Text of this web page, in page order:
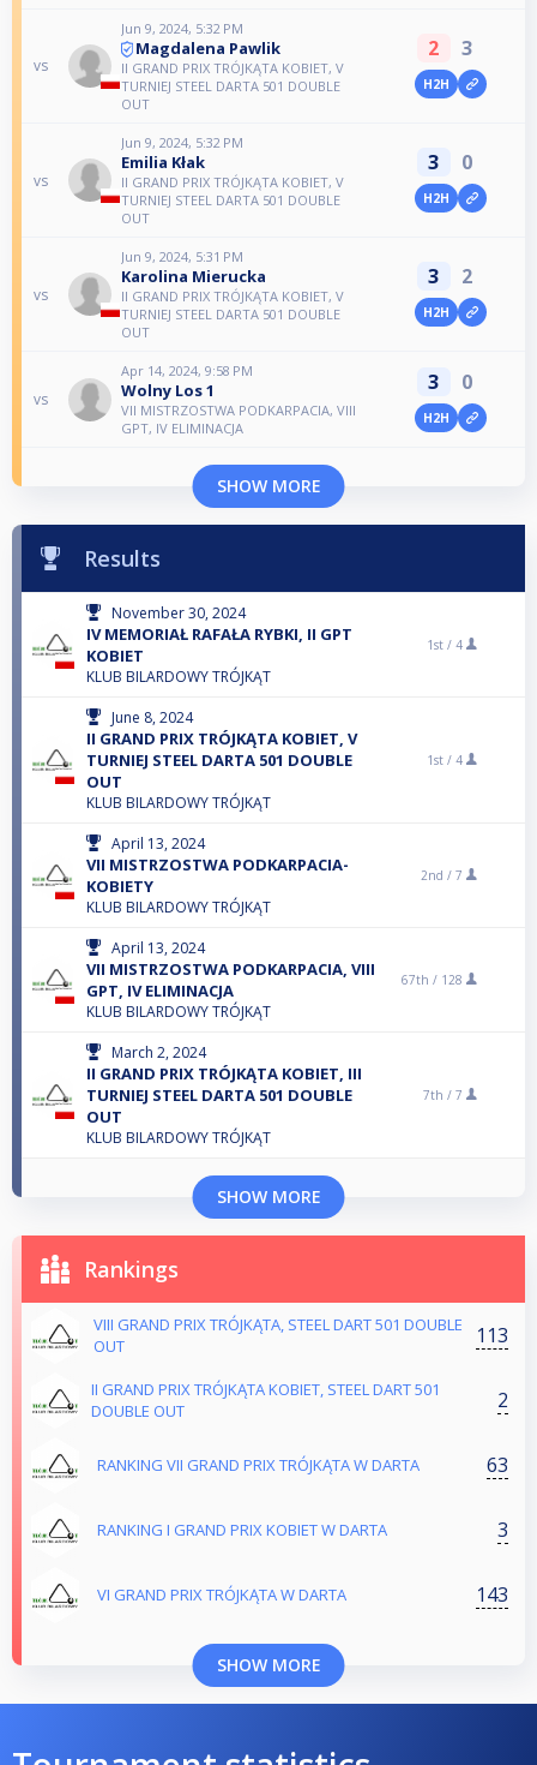
vs
Jun 9, 2024, 5:32 PM
Magdalena Pawlik
II GRAND PRIX TRÓJKĄTA KOBIET, V
TURNIEJ STEEL DARTA 501 DOUBLE
OUT
2 3
H2H
vs
Jun 9, 2024, 5:32 PM
Emilia Kłak
II GRAND PRIX TRÓJKĄTA KOBIET, V
TURNIEJ STEEL DARTA 501 DOUBLE
OUT
3 0
H2H
vs
Jun 9, 2024, 5:31 PM
Karolina Mierucka
II GRAND PRIX TRÓJKĄTA KOBIET, V
TURNIEJ STEEL DARTA 501 DOUBLE
OUT
3 2
H2H
vs
Apr 14, 2024, 9:58 PM
Wolny Los 1
VII MISTRZOSTWA PODKARPACIA, VIII
GPT, IV ELIMINACJA
3 0
H2H
SHOW MORE
Results
November 30, 2024
IV MEMORIAŁ RAFAŁA RYBKI, II GPT
KOBIET
KLUB BILARDOWY TRÓJKĄT
1st / 4
June 8, 2024
II GRAND PRIX TRÓJKĄTA KOBIET, V
TURNIEJ STEEL DARTA 501 DOUBLE
OUT
KLUB BILARDOWY TRÓJKĄT
1st / 4
April 13, 2024
VII MISTRZOSTWA PODKARPACIA-
KOBIETY
KLUB BILARDOWY TRÓJKĄT
2nd / 7
April 13, 2024
VII MISTRZOSTWA PODKARPACIA, VIII
GPT, IV ELIMINACJA
KLUB BILARDOWY TRÓJKĄT
67th / 128
March 2, 2024
II GRAND PRIX TRÓJKĄTA KOBIET, III
TURNIEJ STEEL DARTA 501 DOUBLE
OUT
KLUB BILARDOWY TRÓJKĄT
7th / 7
SHOW MORE
Rankings
VIII GRAND PRIX TRÓJKĄTA, STEEL DART 501 DOUBLE
OUT
113
II GRAND PRIX TRÓJKĄTA KOBIET, STEEL DART 501
DOUBLE OUT
2
RANKING VII GRAND PRIX TRÓJKĄTA W DARTA 63
RANKING I GRAND PRIX KOBIET W DARTA 3
VI GRAND PRIX TRÓJKĄTA W DARTA 143
SHOW MORE